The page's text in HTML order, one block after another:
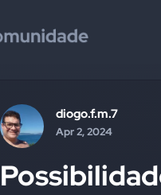
diogo.f.m.7
Apr 2, 2024